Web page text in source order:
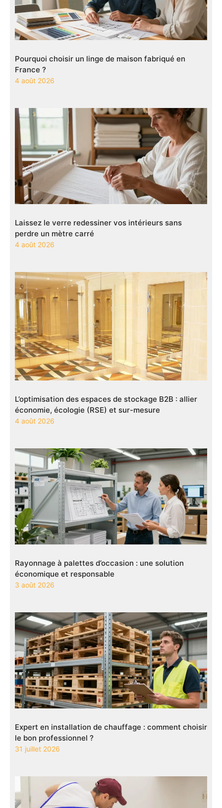
Pourquoi choisir un linge de maison fabriqué en
France ?
4 août 2026
Laissez le verre redessiner vos intérieurs sans
perdre un mètre carré
4 août 2026
L’optimisation des espaces de stockage B2B : allier
économie, écologie (RSE) et sur-mesure
4 août 2026
Rayonnage à palettes d’occasion : une solution
économique et responsable
3 août 2026
Expert en installation de chauffage : comment choisir
le bon professionnel ?
31 juillet 2026